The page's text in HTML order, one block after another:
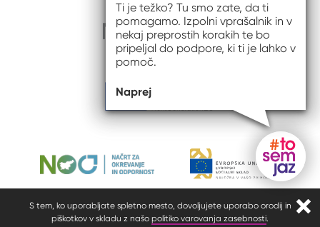
S tem, ko uporabljate spletno mesto, dovoljujete uporabo orodij in
piškotkov v skladu z našo politiko varovanja zasebnosti.
Gumb
Ti je težko? Tu smo zate, da ti
pomagamo. Izpolni vprašalnik in v
nekaj preprostih korakih te bo
pripeljal do podpore, ki ti je lahko v
pomoč.
Naprej